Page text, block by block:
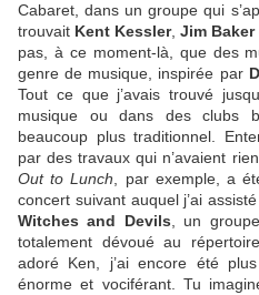
Cabaret, dans un groupe qui
trouvait Kent Kessler, Jim Baker
pas, à ce moment-là, que des
genre de musique, inspirée par
Tout ce que j’avais trouvé
musique ou dans des clubs
beaucoup plus traditionnel.
par des travaux qui n’avaient
Out to Lunch , par exemple, a
concert suivant auquel j’ai
Witches and Devils , un
totalement dévoué au
adoré Ken, j’ai encore été
énorme et vociférant. Tu